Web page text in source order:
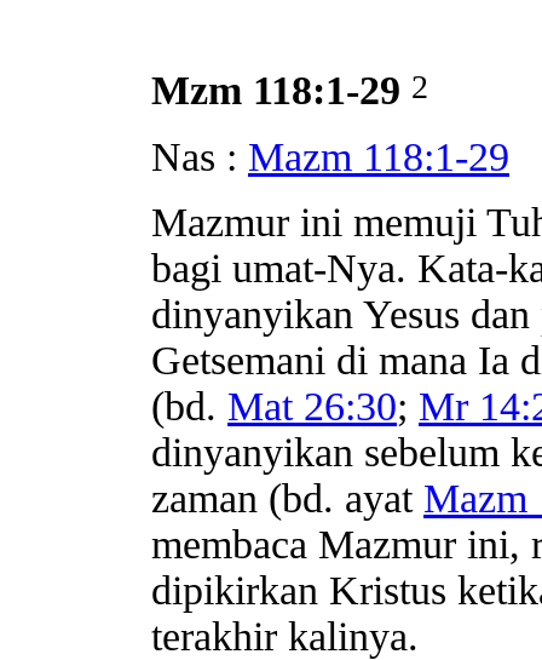
Mzm 118:1-29 2
Nas : Mazm 118:1-29
Mazmur ini memuji
bagi umat-Nya. Kata-
dinyanyikan Yesus
Getsemani di mana Ia
(bd. Mat 26:30; Mr
dinyanyikan sebelum
zaman (bd. ayat Mazm
membaca Mazmur ini,
dipikirkan Kristus
terakhir kalinya.